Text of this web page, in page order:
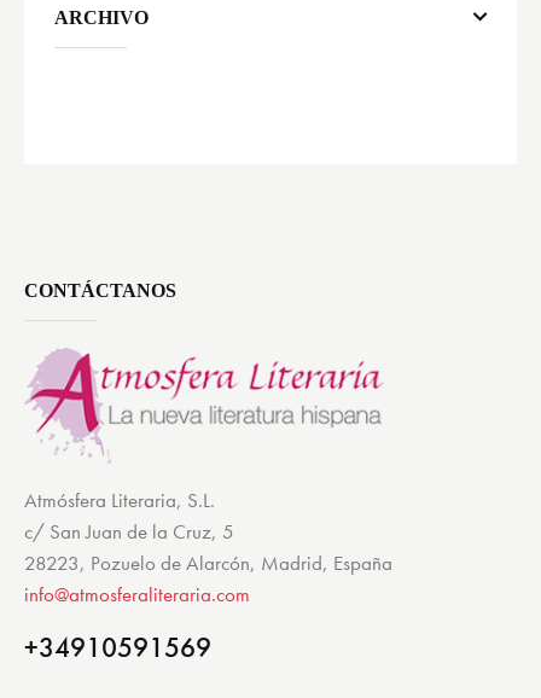
ARCHIVO
CONTÁCTANOS
Atmósfera Literaria, S.L.
c/ San Juan de la Cruz, 5
28223, Pozuelo de Alarcón, Madrid, España
info@atmosferaliteraria.com
+34910591569